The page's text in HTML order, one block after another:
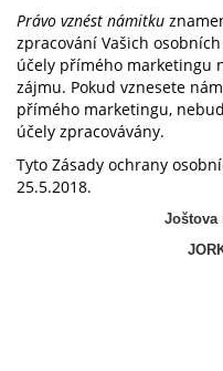
Právo vznést námitku
zpracování Vašich
účely přímého marketingu
zájmu. Pokud vznesete
přímého marketingu,
účely zpracovávány.
Tyto Zásady ochrany
25.5.2018.
Joštova